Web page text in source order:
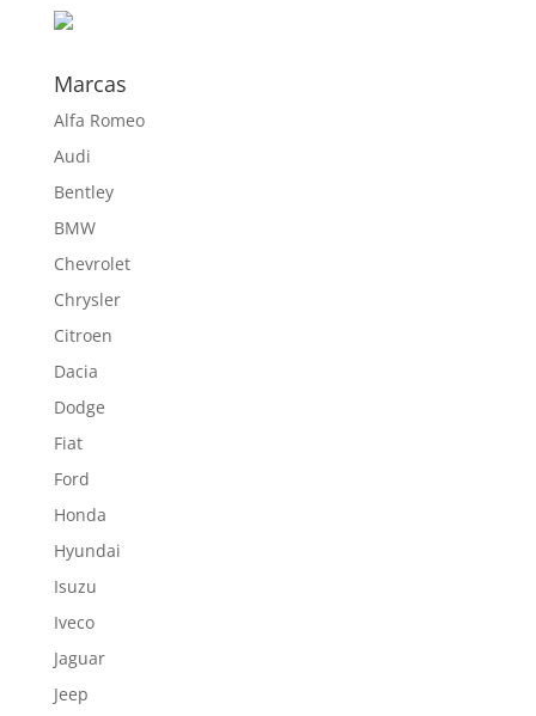
Marcas
Alfa Romeo
Audi
Bentley
BMW
Chevrolet
Chrysler
Citroen
Dacia
Dodge
Fiat
Ford
Honda
Hyundai
Isuzu
Iveco
Jaguar
Jeep